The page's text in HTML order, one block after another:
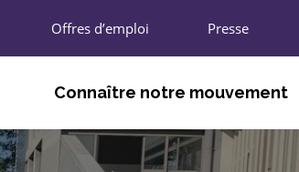
Offres d’emploi Presse
Connaître notre mouvement
LES ADHÉRENTS